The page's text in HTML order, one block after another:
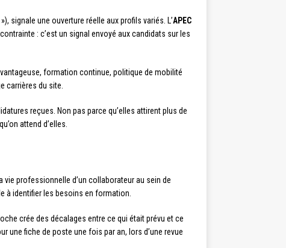
signale une ouverture réelle aux profils variés. L’APEC
: c’est un signal envoyé aux candidats sur les
formation continue, politique de mobilité
carrières du site.
reçues. Non pas parce qu’elles attirent plus de
attend d’elles.
professionnelle d’un collaborateur au sein de
à identifier les besoins en formation.
crée des décalages entre ce qui était prévu et ce
une fiche de poste une fois par an, lors d’une revue